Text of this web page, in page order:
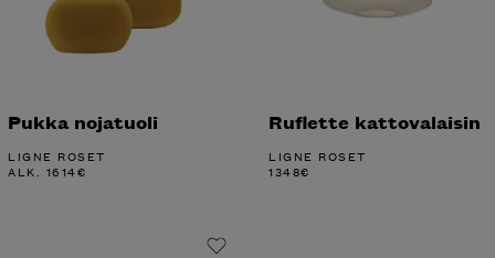
Pukka nojatuoli
LIGNE ROSET
ALK. 1614€
Ruflette kattovalaisin
LIGNE ROSET
1348€